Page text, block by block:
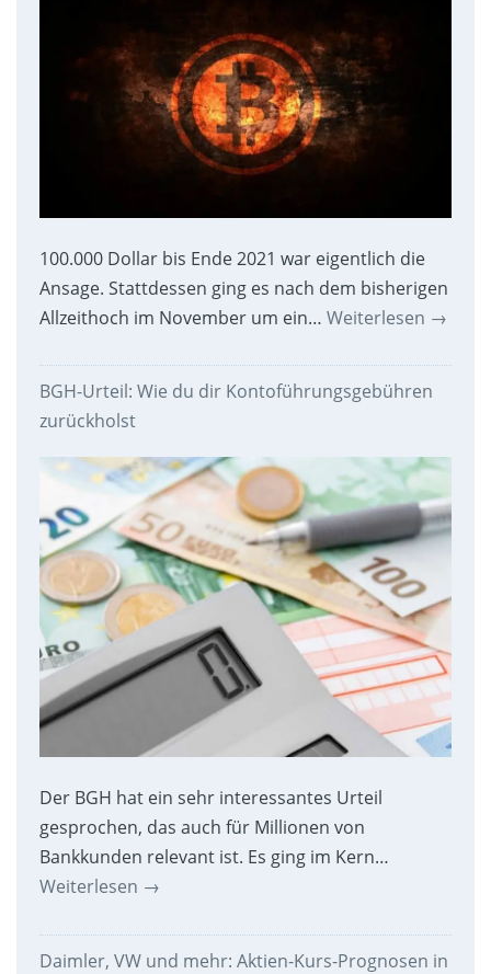
100.000 Dollar bis Ende 2021 war eigentlich die
Ansage. Stattdessen ging es nach dem bisherigen
Allzeithoch im November um ein… Weiterlesen →
BGH-Urteil: Wie du dir Kontoführungsgebühren
zurückholst
Der BGH hat ein sehr interessantes Urteil
gesprochen, das auch für Millionen von
Bankkunden relevant ist. Es ging im Kern…
Weiterlesen →
Daimler, VW und mehr: Aktien-Kurs-Prognosen in